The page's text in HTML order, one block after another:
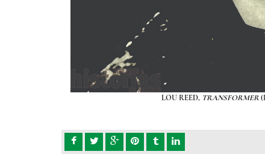
LOU REED, TRANSFORMER